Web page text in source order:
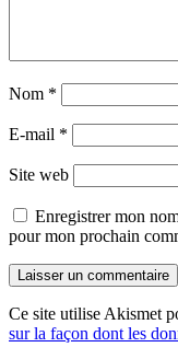
Nom *
E-mail *
Site web
Enregistrer mon
pour mon prochain
Ce site utilise Akismet
sur la façon dont les